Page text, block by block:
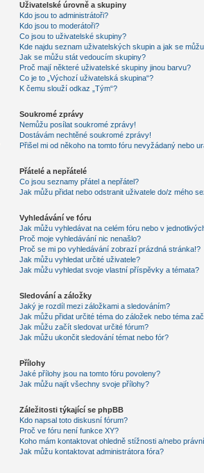
Uživatelské úrovně a skupiny
Kdo jsou to administrátoři?
Kdo jsou to moderátoři?
Co jsou to uživatelské skupiny?
Kde najdu seznam uživatelských skupin a jak se
Jak se můžu stát vedoucím skupiny?
Proč mají některé uživatelské skupiny jinou barvu?
Co je to „Výchozí uživatelská skupina“?
K čemu slouží odkaz „Tým“?
Soukromé zprávy
Nemůžu posílat soukromé zprávy!
Dostávám nechtěné soukromé zprávy!
Přišel mi od někoho na tomto fóru nevyžádaný nebo
Přátelé a nepřátelé
Co jsou seznamy přátel a nepřátel?
Jak můžu přidat nebo odstranit uživatele do/z mého
Vyhledávání ve fóru
Jak můžu vyhledávat na celém fóru nebo v
Proč moje vyhledávání nic nenašlo?
Proč se mi po vyhledávání zobrazí prázdná stránka!?
Jak můžu vyhledat určité uživatele?
Jak můžu vyhledat svoje vlastní příspěvky a témata?
Sledování a záložky
Jaký je rozdíl mezi záložkami a sledováním?
Jak můžu přidat určité téma do záložek nebo téma
Jak můžu začít sledovat určité fórum?
Jak můžu ukončit sledování témat nebo fór?
Přílohy
Jaké přílohy jsou na tomto fóru povoleny?
Jak můžu najít všechny svoje přílohy?
Záležitosti týkající se phpBB
Kdo napsal toto diskusní fórum?
Proč ve fóru není funkce XY?
Koho mám kontaktovat ohledně stížnosti a/nebo
Jak můžu kontaktovat administrátora fóra?